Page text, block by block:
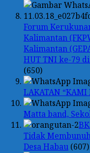
Forum
Kalimantan
Kalimantan
HUT TNI ke-79
(650)
LAKATAN “KAMI
Matta band,
Tidak
Desa Habau (607)